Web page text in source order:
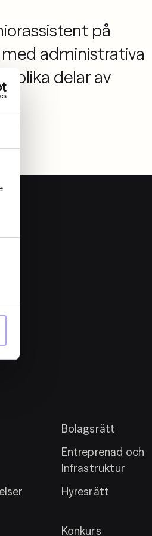
på
administrativa
olika delar av
Bolagsrätt
Entreprenad och
Infrastruktur
Hyresrätt
Konkurs